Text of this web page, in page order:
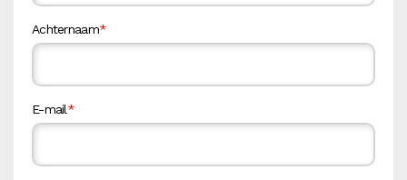
Achternaam*
E-mail*